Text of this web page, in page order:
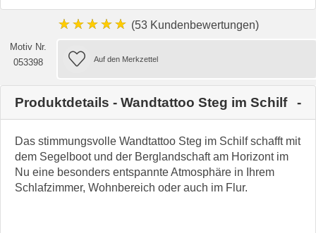
★★★★★ (53 Kundenbewertungen)
Motiv Nr.
053398
Produktdetails - Wandtattoo Steg im Schilf
Das stimmungsvolle Wandtattoo Steg im Schilf schafft mit
dem Segelboot und der Berglandschaft am Horizont im
Nu eine besonders entspannte Atmosphäre in Ihrem
Schlafzimmer, Wohnbereich oder auch im Flur.